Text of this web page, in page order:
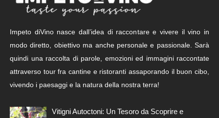
Impeto diVino nasce dall’idea di raccontare e vivere il vino in
modo diretto, obiettivo ma anche personale e passionale. Sarà
quindi una raccolta di parole, emozioni ed immagini raccontate
attraverso tour fra cantine e ristoranti assaporando il buon cibo,
vivendo i paesaggi e la natura della nostra terra!
Vitigni Autoctoni: Un Tesoro da Scoprire e